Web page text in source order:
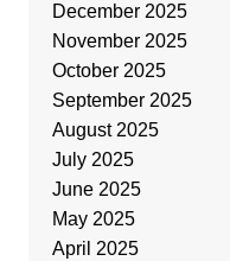
December 2025
November 2025
October 2025
September 2025
August 2025
July 2025
June 2025
May 2025
April 2025